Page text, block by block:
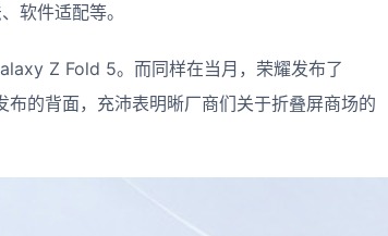
软件适配等。
Z Fold 5。而同样在当月，荣耀发布了
的背面，充沛表明晰厂商们关于折叠屏商场的